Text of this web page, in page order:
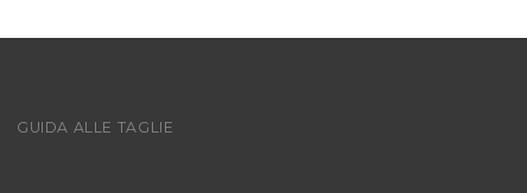
GUIDA ALLE TAGLIE